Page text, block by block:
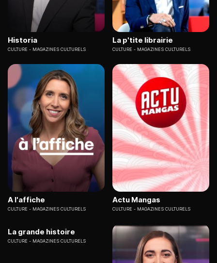
Historia
CULTURE MAGAZINES CULTURELS
La p'tite librairie
CULTURE MAGAZINES CULTURELS
A l'affiche
CULTURE MAGAZINES CULTURELS
Actu Mangas
CULTURE MAGAZINES CULTURELS
La grande histoire
CULTURE MAGAZINES CULTURELS